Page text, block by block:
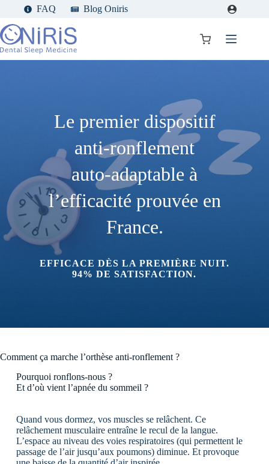
contenu
FAQ Blog Oniris
Panier
Le premier dispositif
anti‑ronflement
auto‑adaptable à
l’efficacité prouvée en
France.
EFFICACE DÈS LA PREMIÈRE NUIT.
94% DE SATISFACTION.
Comment ça marche l’orthèse anti-ronflement ?
Pourquoi ronflons-nous ?
Et d’où vient l’apnée du sommeil ?
Quand vous dormez, vos muscles se relâchent. Ce
relâchement musculaire entraîne le recul de la langue.
L’espace au niveau des voies respiratoires (qui permettent le
passage de l’air jusqu’aux poumons) diminue. Et provoque